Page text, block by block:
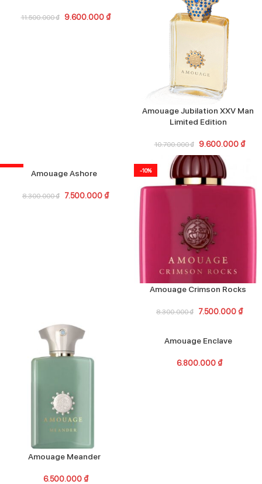
11.500.000₫ 9.600.000 ₫
Amouage Jubilation XXV Man
Limited Edition
10.700.000₫ 9.600.000 ₫
-10% Amouage Ashore
8.300.000₫ 7.500.000 ₫
-10%
Amouage Crimson Rocks
8.300.000₫ 7.500.000 ₫
Amouage Meander
6.500.000 ₫
Amouage Enclave
6.800.000 ₫